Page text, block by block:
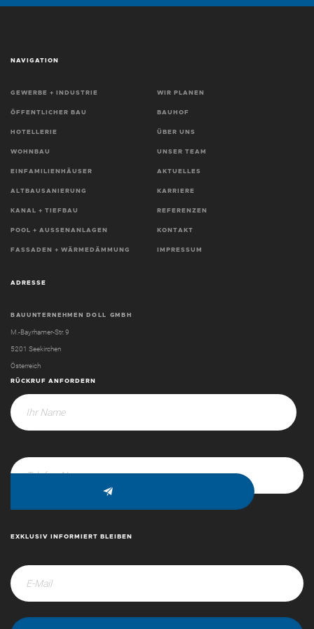
NAVIGATION
GEWERBE + INDUSTRIE
ÖFFENTLICHER BAU
HOTELLERIE
WOHNBAU
EINFAMILIENHÄUSER
ALTBAUSANIERUNG
KANAL + TIEFBAU
POOL + AUSSENANLAGEN
FASSADEN + WÄRMEDÄMMUNG
WIR PLANEN
BAUHOF
ÜBER UNS
UNSER TEAM
AKTUELLES
KARRIERE
REFERENZEN
KONTAKT
IMPRESSUM
ADRESSE
BAUUNTERNEHMEN DOLL GMBH
M.-Bayrhamer-Str. 9
5201 Seekirchen
Österreich
RÜCKRUF ANFORDERN
EXKLUSIV INFORMIERT BLEIBEN